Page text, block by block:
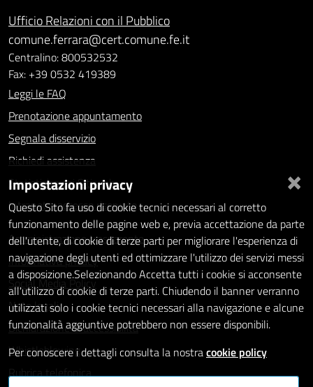
Ufficio Relazioni con il Pubblico
comune.ferrara@cert.comune.fe.it
Centralino: 800532532
Fax: +39 0532 419389
Leggi le FAQ
Prenotazione appuntamento
Segnala disservizio
Richiedi assistenza
Statistiche dei Siti web
Intranet - accesso riservato
Amministrazione trasparente
Informativa privacy
Social Media Policy
Note legali
Dichiarazione di accessibilità
Whistleblowing
Rubrica telefonica
×
Impostazioni privacy
Questo Sito fa uso di cookie tecnici necessari al corretto
funzionamento delle pagine web e, previa accettazione da parte
dell'utente, di cookie di terze parti per migliorare l'esperienza di
navigazione degli utenti ed ottimizzare l'utilizzo dei servizi messi
a disposizione.Selezionando Accetta tutti i cookie si acconsente
all'utilizzo di cookie di terze parti. Chiudendo il banner verranno
utilizzati solo i cookie tecnici necessari alla navigazione e alcune
funzionalità aggiuntive potrebbero non essere disponibili.
Per conoscere i dettagli consulta la nostracookie policy